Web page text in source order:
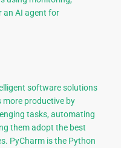
an AI agent for
software solutions
more productive by
tasks, automating
them adopt the best
PyCharm is the Python